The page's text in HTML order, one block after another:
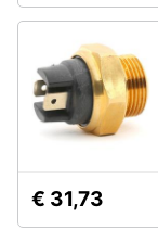
€ 31,73